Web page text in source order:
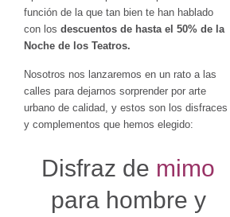
función de la que tan bien te han hablado
con los descuentos de hasta el 50% de la
Noche de los Teatros.
Nosotros nos lanzaremos en un rato a las
calles para dejarnos sorprender por arte
urbano de calidad, y estos son los disfraces
y complementos que hemos elegido:
Disfraz de mimo
para hombre y